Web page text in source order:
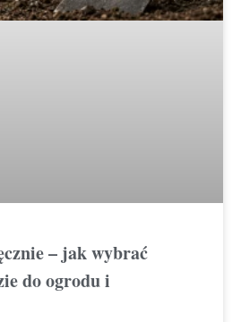
– jak wybrać
do ogrodu i